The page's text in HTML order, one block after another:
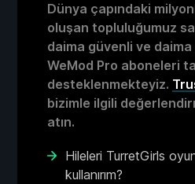
Dünya çapındaki
oluşan topluluğumuz
daima güvenli ve
WeMod Pro aboneleri
desteklenmekteyiz.
bizimle ilgili
atın.
Hileleri TurretGirls
kullanırım?